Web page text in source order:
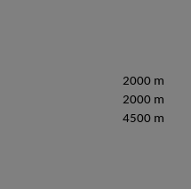
2000 m
2000 m
4500 m